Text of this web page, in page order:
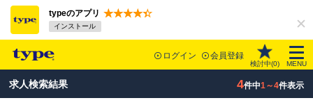
typeのアプリ
インストール
ログイン 会員登録
検討中(0) MENU
求人検索結果 4件中1～4件表示